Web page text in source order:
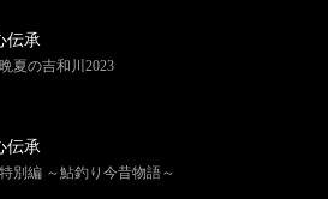
伝承
夏の吉和川2023
伝承
別編 ～鮎釣り今昔物語～